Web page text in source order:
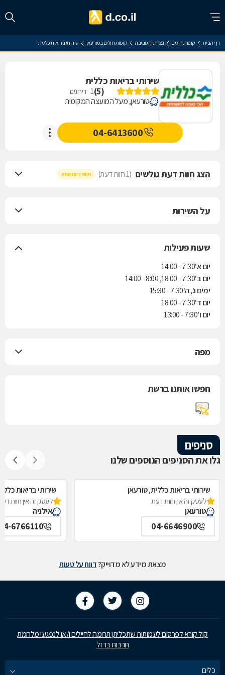
דף הבית קופות חולים נצרת והסביבה קופות חולים בטורעאן שירותי בריאות כללית
שירותי בריאות כללית
(
5
)
1 דירוגים
טורעאן, מעל המועצה המקומית
04-6413600
הצג חוות דעת גולשים (1 חוות דעת) חוות דעת אחת
על השירות
שעות פעילות
יום א'7:30 - 14:00
יום ב'7:30 - 18:00, 8:00 - 14:00
ימים ג', ה'7:30 - 15:30
יום ד'7:30 - 18:00
יום ו'7:30 - 13:00
מפה
חפשו אותנו ברשת
סניפים
גלו את הסניפים הנוספים שלנו
שירותי בריאות כללית, טורעאן
לעסק זה אין חוות דעת
טורעאן
04-6646900
שירותי בריאות
לעסק זה אין חוות
אילניה
6766110
מצאת מידע לא מדוייק?דווח על טעות
קול קורא לפרסום לעמותות שתכליתן תרומה לחיילים ו/או לנפגעי מלחמת
חרבות ברזל
כלים